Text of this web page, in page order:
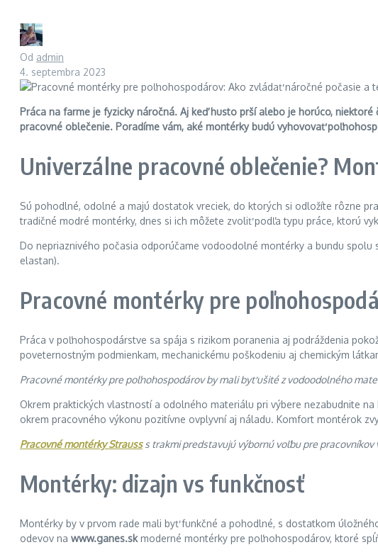
Od admin
4. septembra 2023
Práca na farme je fyzicky náročná. Aj keď husto prší alebo je horúco,
pracovné oblečenie. Poradíme vám, aké montérky budú vyhovovať
Univerzálne pracovné oblečenie?
Sú pohodlné, odolné a majú dostatok vreciek, do ktorých si odložíte rôzne
tradičné modré montérky, dnes si ich môžete zvoliť podľa typu práce, ktorú
Do nepriaznivého počasia odporúčame vodoodolné montérky a bundu spolu
elastan).
Pracovné montérky pre
Práca v poľnohospodárstve sa spája s rizikom poranenia aj podráždenia
poveternostným podmienkam, mechanickému poškodeniu aj chemickým
Pracovné montérky pre poľnohospodárov by mali byť ušité z vodoodolného
Okrem praktických vlastností a odolného materiálu pri výbere nezabudnite
okrem pracovného výkonu pozitívne ovplyvní aj náladu. Komfort montérok
Pracovné montérky Strausss trakmi predstavujú výbornú voľbu pre pracovníkov
Montérky: dizajn vs funkčnosť
Montérky by v prvom rade mali byť funkčné a pohodlné, s dostatkom
odevov na www.ganes.skmoderné montérky pre poľnohospodárov, ktoré